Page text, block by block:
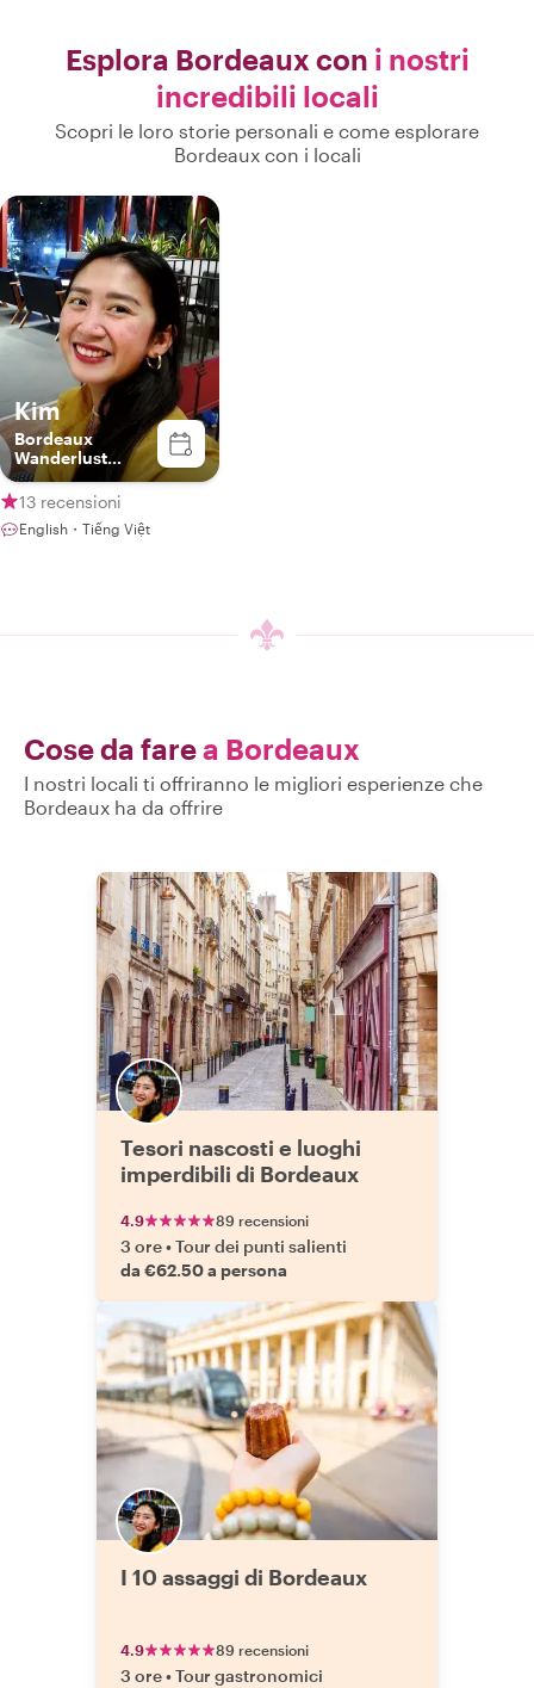
Esplora Bordeaux con i nostri
incredibili locali
Scopri le loro storie personali e come esplorare
Bordeaux con i locali
Kim
Bordeaux
Wanderlust
Ambassador
13 recensioni
English・Tiếng Việt
Cose da farea Bordeaux
I nostri locali ti offriranno le migliori esperienze che
Bordeaux ha da offrire
Tesori nascosti e luoghi
imperdibili di Bordeaux
4.9 89 recensioni
3 ore•Tour dei punti salienti
da €62.50 a persona
I 10 assaggi di Bordeaux
4.9 89 recensioni
3 ore•Tour gastronomici